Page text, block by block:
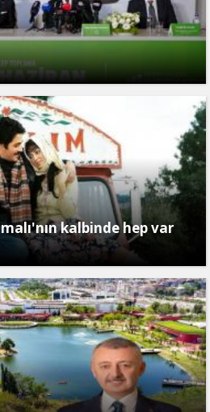
kalbinde hep var